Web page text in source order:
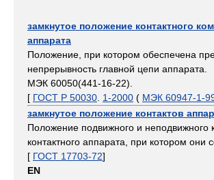
замкнутое положение контактного
аппарата
Положение, при котором обеспечена
непрерывность главной цепи аппарата.
МЭК 60050(441-16-22).
[ ГОСТ Р 50030 1-2000 ( МЭК 60947-1-
замкнутое положение контактов
Положение подвижного и неподвижного
контактного аппарата, при котором они
[ ГОСТ 17703-72]
EN